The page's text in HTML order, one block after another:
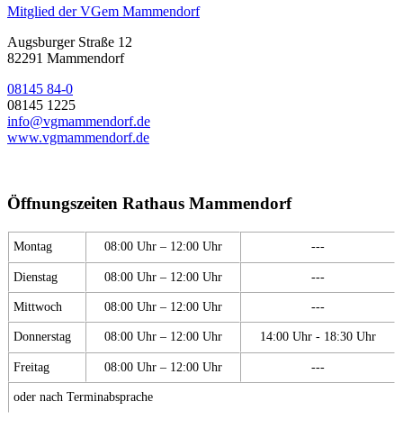
Mitglied der VGem Mammendorf
Augsburger Straße 12
82291 Mammendorf
08145 84-0
08145 1225
info@vgmammendorf.de
www.vgmammendorf.de
Öffnungszeiten Rathaus Mammendorf
Montag 08:00 Uhr – 12:00 Uhr ---
Dienstag 08:00 Uhr – 12:00 Uhr ---
Mittwoch 08:00 Uhr – 12:00 Uhr ---
Donnerstag 08:00 Uhr – 12:00 Uhr 14:00 Uhr - 18:30 Uhr
Freitag 08:00 Uhr – 12:00 Uhr ---
oder nach Terminabsprache